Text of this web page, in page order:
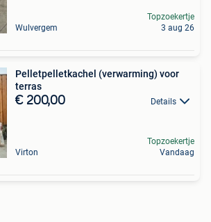
Wulvergem
Topzoekertje
3 aug 26
Pelletpelletkachel (verwarming) voor
terras
€ 200,00 Details
Virton
Topzoekertje
Vandaag